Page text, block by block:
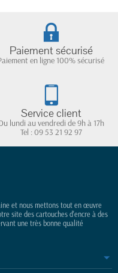
Paiement sécurisé
en ligne 100% sécurisé
Service client
lundi au vendredi de 9h à 17h
Tel : 09 53 21 92 97
et nous mettons tout en œuvre
site des cartouches d'encre à des
une très bonne qualité